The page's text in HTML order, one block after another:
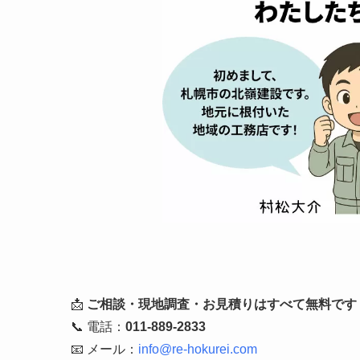
📩 ご相談・現地調査・お見積りはすべて無料です
📞 電話： 011-889-2833
📧 メール： info@re-hokurei.com